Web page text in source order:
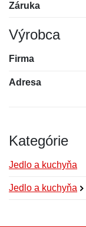
Záruka
Výrobca
Firma
Adresa
Kategórie
Jedlo a kuchyňa
Jedlo a kuchyňa